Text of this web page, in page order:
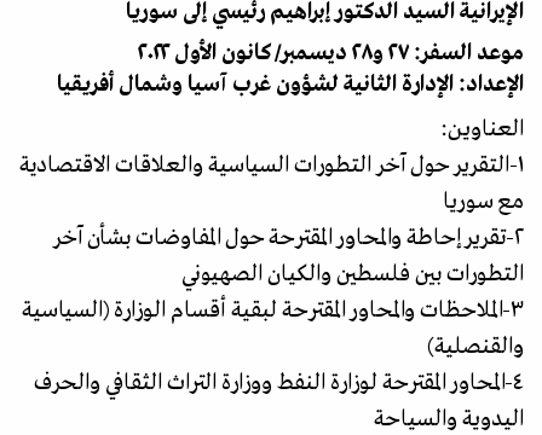
الإيرانية السيد الدكتور إبراهيم رئيسي إلى سوريا
موعد السفر: ٢٧ و٢٨ ديسمبر/ كانون الأول ٢٠٢٢
الإعداد: الإدارة الثانية لشؤون غرب آسيا وشمال أفريقيا
العناوين:
١-التقرير حول آخر التطورات السياسية والعلاقات الاقتصادية
مع سوريا
٢-تقرير إحاطة والمحاور المقترحة حول المفاوضات بشأن آخر
التطورات بين فلسطين والكيان الصهيوني
٣-الملاحظات والمحاور المقترحة لبقية أقسام الوزارة (السياسية
والقنصلية)
٤-المحاور المقترحة لوزارة النفط ووزارة التراث الثقافي والحرف
اليدوية والسياحة